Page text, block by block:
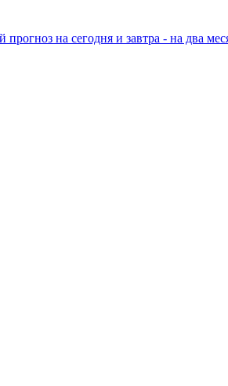
на сегодня и завтра - на два